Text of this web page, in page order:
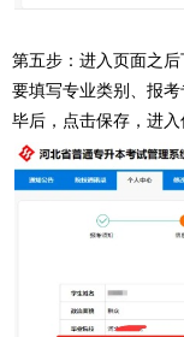
第五步：进入页面之
要填写专业类别、报
毕后，点击保存，进入